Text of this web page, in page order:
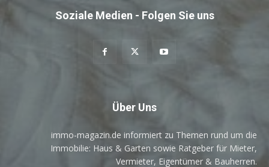
Soziale Medien - Folgen Sie uns
Über Uns
immo-magazin.de informiert zu Themen rund um die
Immobilie: Haus & Garten sowie Ratgeber für Mieter,
Vermieter, Eigentümer & Bauherren.